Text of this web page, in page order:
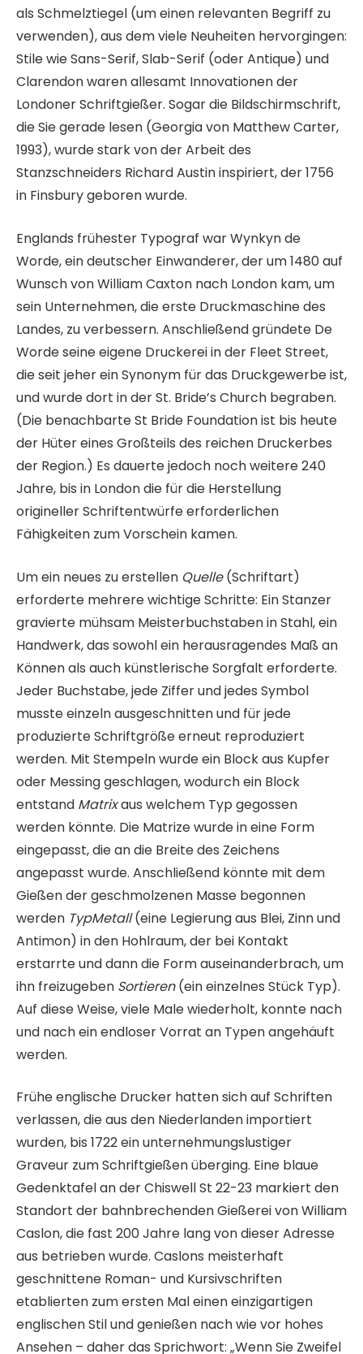
als Schmelztiegel (um einen relevanten Begriff zu
verwenden), aus dem viele Neuheiten hervorgingen:
Stile wie Sans-Serif, Slab-Serif (oder Antique) und
Clarendon waren allesamt Innovationen der
Londoner Schriftgießer. Sogar die Bildschirmschrift,
die Sie gerade lesen (Georgia von Matthew Carter,
1993), wurde stark von der Arbeit des
Stanzschneiders Richard Austin inspiriert, der 1756
in Finsbury geboren wurde.
Englands frühester Typograf war Wynkyn de
Worde, ein deutscher Einwanderer, der um 1480 auf
Wunsch von William Caxton nach London kam, um
sein Unternehmen, die erste Druckmaschine des
Landes, zu verbessern. Anschließend gründete De
Worde seine eigene Druckerei in der Fleet Street,
die seit jeher ein Synonym für das Druckgewerbe ist,
und wurde dort in der St. Bride’s Church begraben.
(Die benachbarte St Bride Foundation ist bis heute
der Hüter eines Großteils des reichen Druckerbes
der Region.) Es dauerte jedoch noch weitere 240
Jahre, bis in London die für die Herstellung
origineller Schriftentwürfe erforderlichen
Fähigkeiten zum Vorschein kamen.
Um ein neues zu erstellen Quelle(Schriftart)
erforderte mehrere wichtige Schritte: Ein Stanzer
gravierte mühsam Meisterbuchstaben in Stahl, ein
Handwerk, das sowohl ein herausragendes Maß an
Können als auch künstlerische Sorgfalt erforderte.
Jeder Buchstabe, jede Ziffer und jedes Symbol
musste einzeln ausgeschnitten und für jede
produzierte Schriftgröße erneut reproduziert
werden. Mit Stempeln wurde ein Block aus Kupfer
oder Messing geschlagen, wodurch ein Block
entstand Matrixaus welchem ​​Typ gegossen
werden könnte. Die Matrize wurde in eine Form
eingepasst, die an die Breite des Zeichens
angepasst wurde. Anschließend könnte mit dem
Gießen der geschmolzenen Masse begonnen
werden TypMetall(eine Legierung aus Blei, Zinn und
Antimon) in den Hohlraum, der bei Kontakt
erstarrte und dann die Form auseinanderbrach, um
ihn freizugeben Sortieren(ein einzelnes Stück Typ).
Auf diese Weise, viele Male wiederholt, konnte nach
und nach ein endloser Vorrat an Typen angehäuft
werden.
Frühe englische Drucker hatten sich auf Schriften
verlassen, die aus den Niederlanden importiert
wurden, bis 1722 ein unternehmungslustiger
Graveur zum Schriftgießen überging. Eine blaue
Gedenktafel an der Chiswell St 22-23 markiert den
Standort der bahnbrechenden Gießerei von William
Caslon, die fast 200 Jahre lang von dieser Adresse
aus betrieben wurde. Caslons meisterhaft
geschnittene Roman- und Kursivschriften
etablierten zum ersten Mal einen einzigartigen
englischen Stil und genießen nach wie vor hohes
Ansehen – daher das Sprichwort: „Wenn Sie Zweifel